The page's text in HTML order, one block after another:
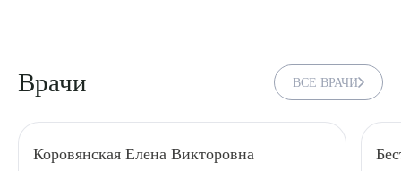
Врачи ВСЕ ВРАЧИ
Коровянская Елена Викторовна